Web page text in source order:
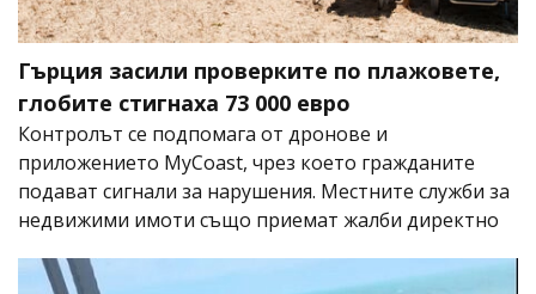
Гърция засили проверките по плажовете,
глобите стигнаха 73 000 евро
Контролът се подпомага от дронове и
приложението MyCoast, чрез което гражданите
подават сигнали за нарушения. Местните служби за
недвижими имоти също приемат жалби директно